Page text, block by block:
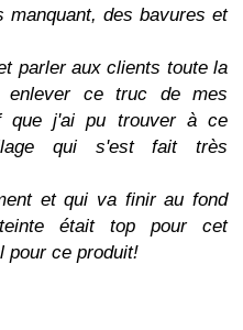
manquant, des bavures et
parler aux clients toute la
enlever ce truc de mes
que j'ai pu trouver à ce
qui s'est fait très
et qui va finir au fond
était top pour cet
pour ce produit!